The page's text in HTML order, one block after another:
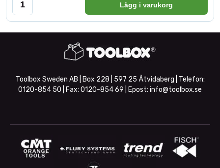
Lägg i varukorg
Toolbox Sweden AB | Box 228 | 597 25 Åtvidaberg | Telefon:
0120-854 50 | Fax: 0120-854 69 | Epost: info@toolbox.se